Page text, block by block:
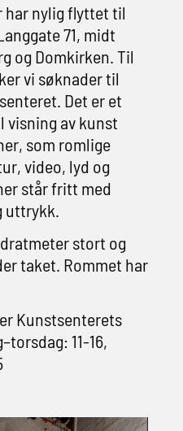
har nylig flyttet til
71, midt
og Domkirken. Til
vi søknader til
Det er et
visning av kunst
som romlige
video, lyd og
står fritt med
uttrykk.
stort og
taket. Rommet har
Kunstsenterets
11-16,